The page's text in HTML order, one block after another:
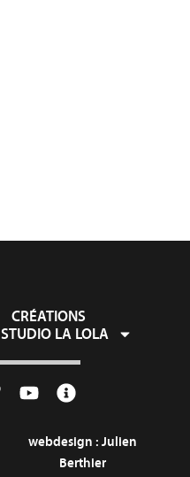
CRÉATIONS
STUDIO LA LOLA
webdesign : Julien
Berthier